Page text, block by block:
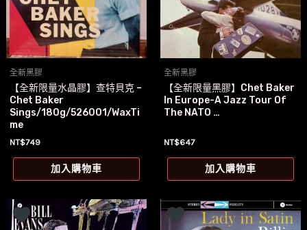
全新黑膠
【全新限量水晶膠】查特貝克 –
Chet Baker
Sings/180g/526001/WaxTi
me
NT$749
加入購物車
全新黑膠
【全新限量黑膠】Chet Baker
In Europe-A Jazz Tour Of
The NATO …
NT$647
加入購物車